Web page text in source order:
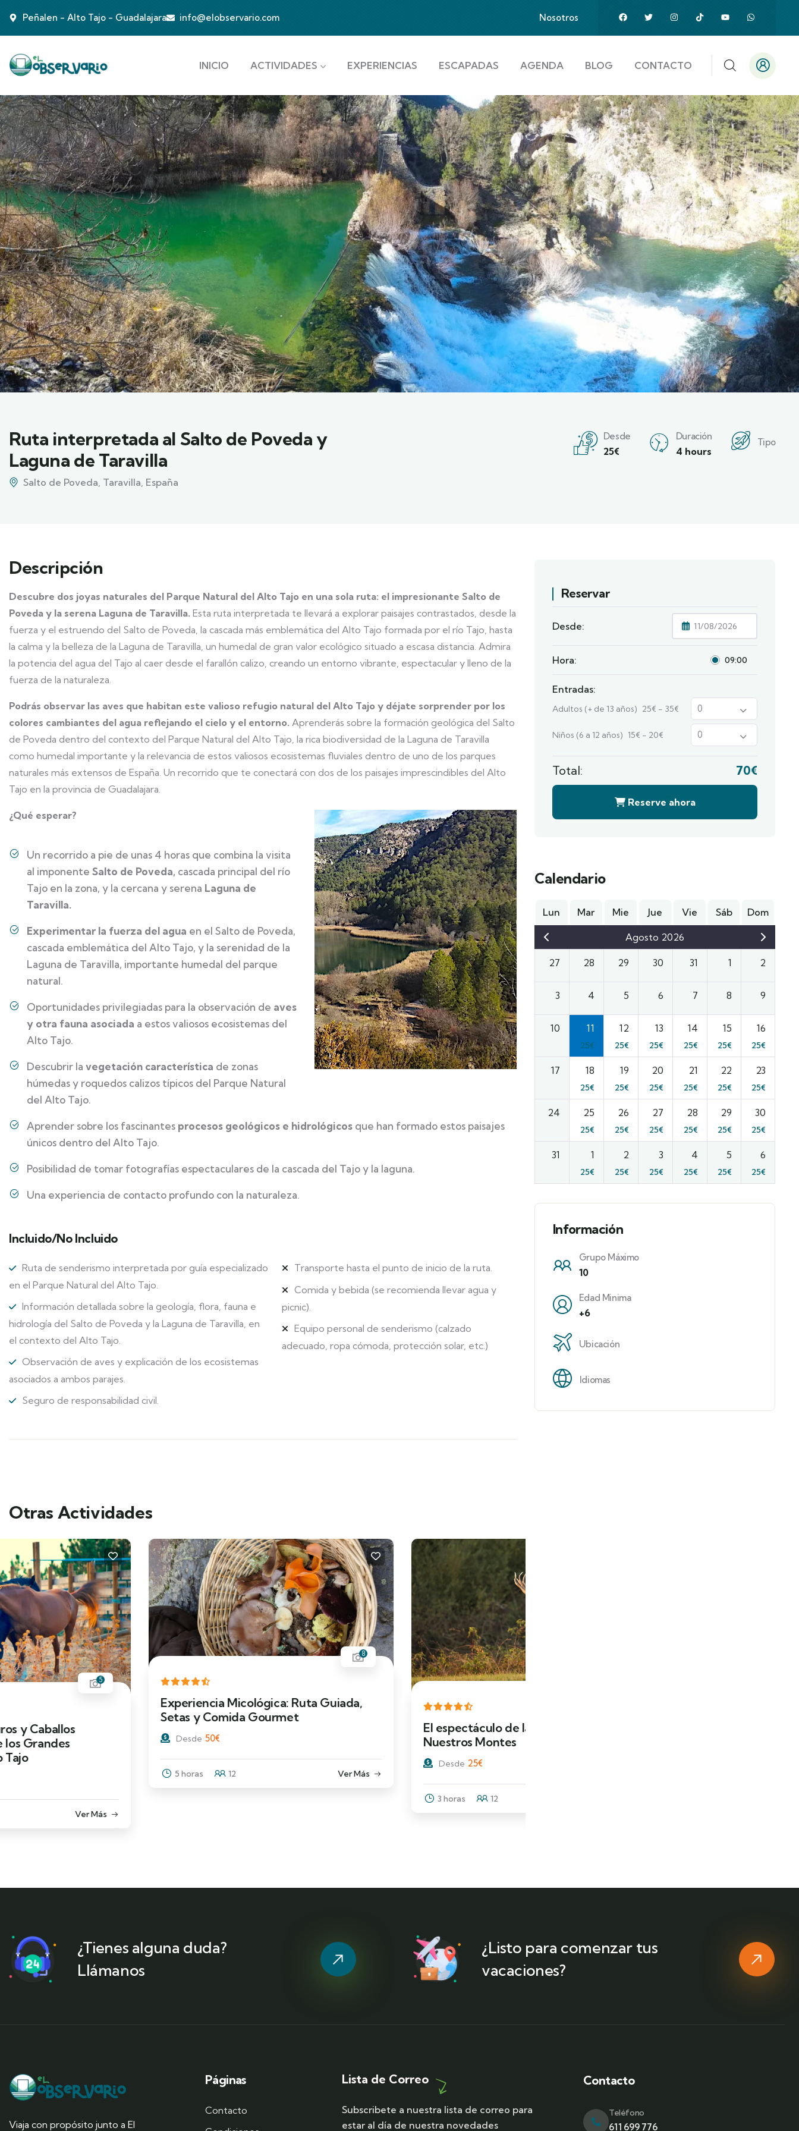
Peñalen - Alto Tajo - Guadalajara info@elobservario.com Nosotros
INICIO ACTIVIDADES EXPERIENCIAS ESCAPADAS AGENDA BLOG CONTACTO
Ruta interpretada al Salto de Poveda y
Laguna de Taravilla
Salto de Poveda, Taravilla, España
Desde
25€
Duración
4 hours
Tipo
Descripción
Descubre dos joyas naturales del Parque Natural del Alto Tajo en una sola ruta: el impresionante Salto de
Poveda y la serena Laguna de Taravilla. Esta ruta interpretada te llevará a explorar paisajes contrastados, desde la
fuerza y el estruendo del Salto de Poveda, la cascada más emblemática del Alto Tajo formada por el río Tajo, hasta
la calma y la belleza de la Laguna de Taravilla, un humedal de gran valor ecológico situado a escasa distancia. Admira
la potencia del agua del Tajo al caer desde el farallón calizo, creando un entorno vibrante, espectacular y lleno de la
fuerza de la naturaleza.
Podrás observar las aves que habitan este valioso refugio natural del Alto Tajo y déjate sorprender por los
colores cambiantes del agua reflejando el cielo y el entorno. Aprenderás sobre la formación geológica del Salto
de Poveda dentro del contexto del Parque Natural del Alto Tajo, la rica biodiversidad de la Laguna de Taravilla
como humedal importante y la relevancia de estos valiosos ecosistemas fluviales dentro de uno de los parques
naturales más extensos de España. Un recorrido que te conectará con dos de los paisajes imprescindibles del Alto
Tajo en la provincia de Guadalajara.
¿Qué esperar?
Un recorrido a pie de unas 4 horas que combina la visita
al imponente Salto de Poveda, cascada principal del río
Tajo en la zona, y la cercana y serena Laguna de
Taravilla.
Experimentar la fuerza del agua en el Salto de Poveda,
cascada emblemática del Alto Tajo, y la serenidad de la
Laguna de Taravilla, importante humedal del parque
natural.
Oportunidades privilegiadas para la observación de aves
y otra fauna asociada a estos valiosos ecosistemas del
Alto Tajo.
Descubrir la vegetación característica de zonas
húmedas y roquedos calizos típicos del Parque Natural
del Alto Tajo.
Aprender sobre los fascinantes procesos geológicos e hidrológicos que han formado estos paisajes
únicos dentro del Alto Tajo.
Posibilidad de tomar fotografías espectaculares de la cascada del Tajo y la laguna.
Una experiencia de contacto profundo con la naturaleza.
Incluido/No Incluido
Ruta de senderismo interpretada por guía especializado
en el Parque Natural del Alto Tajo.
Información detallada sobre la geología, flora, fauna e
hidrología del Salto de Poveda y la Laguna de Taravilla, en
el contexto del Alto Tajo.
Observación de aves y explicación de los ecosistemas
asociados a ambos parajes.
Seguro de responsabilidad civil.
Transporte hasta el punto de inicio de la ruta.
Comida y bebida (se recomienda llevar agua y
picnic).
Equipo personal de senderismo (calzado
adecuado, ropa cómoda, protección solar, etc.)
Otras Actividades
8
Experiencia Micológica: Ruta Guiada,
Desde
Ver Más
4
El espectáculo de la Berrea: el Rugido de
Ver Más
Reservar
Desde:
Hora: 09:00
Entradas:
Adultos (+ de 13 años) 25€ - 35€
Niños (6 a 12 años) 15€ - 20€
Total: 70€
Reserve ahora
Calendario
Lun Mar Mie Jue Vie Sáb Dom
Agosto 2026
27 28 29 30 31 1 2
3 4 5 6 7 8 9
10 11
25€
12
25€
13
25€
14
25€
15
25€
16
25€
17 18
25€
19
25€
20
25€
21
25€
22
25€
23
25€
24 25
25€
26
25€
27
25€
28
25€
29
25€
30
25€
31 1
25€
2
25€
3
25€
4
25€
5
25€
6
25€
Información
Grupo Máximo
10
Edad Minima
+6
Ubicación
Idiomas
¿Tienes alguna duda?
Llámanos
¿Listo para comenzar tus
vacaciones?
Viaja con propósito junto a El
Páginas
Contacto
Lista de Correo
Subscribete a nuestra lista de correo para
estar al día de nuestra novedades
Contacto
Teléfono
611 699 776